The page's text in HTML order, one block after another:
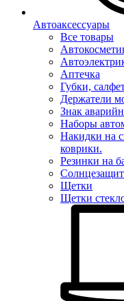
Автоаксессуары
Все товары
Аптечка
Губки,
Держатели
Знак
Наборы
Накидки на
коврики.
Резинки на
Щетки
Щетки